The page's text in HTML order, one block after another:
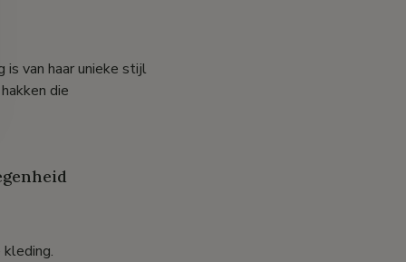
van haar unieke stijl
die